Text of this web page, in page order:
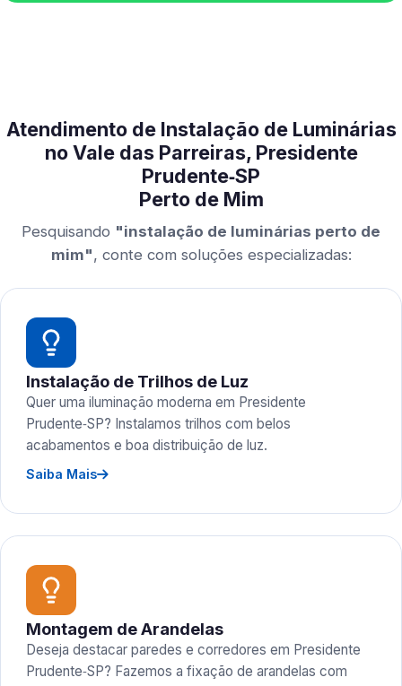
Atendimento de Instalação de Luminárias
no Vale das Parreiras, Presidente
Prudente‑SP
Perto de Mim
Pesquisando "instalação de luminárias perto de
mim", conte com soluções especializadas:
Instalação de Trilhos de Luz
Quer uma iluminação moderna em Presidente
Prudente‑SP? Instalamos trilhos com belos
acabamentos e boa distribuição de luz.
Saiba Mais
Montagem de Arandelas
Deseja destacar paredes e corredores em Presidente
Prudente‑SP? Fazemos a fixação de arandelas com